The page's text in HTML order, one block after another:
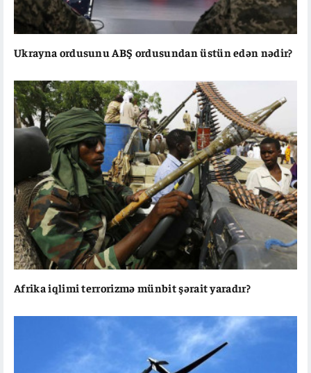
Ukrayna ordusunu ABŞ ordusundan üstün edən nədir?
Afrika iqlimi terrorizmə münbit şərait yaradır?